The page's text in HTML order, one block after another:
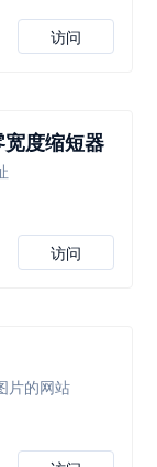
访问
度缩短器
访问
片的网站